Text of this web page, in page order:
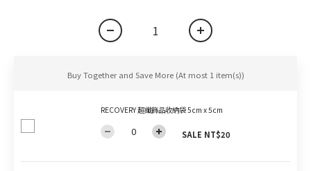
Buy Together and Save More (At most 1 item(s))
RECOVERY 超纖飾品收納袋 5cm x 5cm
SALE NT$20